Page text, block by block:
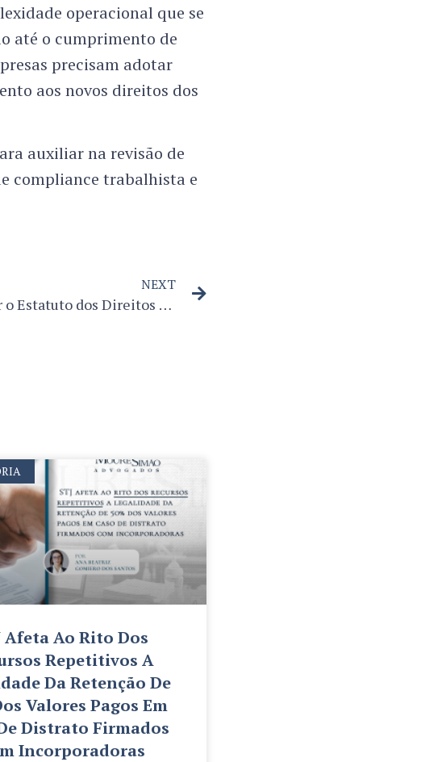
operacional que se
até o cumprimento de
precisam adotar
aos novos direitos dos
auxiliar na revisão de
compliance trabalhista e
NEXT
Entra em vigor o Estatuto dos Direitos do Paciente
Afeta Ao Rito Dos
Repetitivos A
Da Retenção De
Valores Pagos Em
Distrato Firmados
Incorporadoras